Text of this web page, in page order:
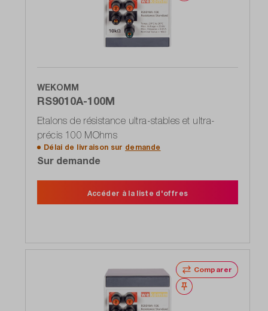
WEKOMM
RS9010A-100M
Etalons de résistance ultra-stables et ultra-
précis 100 MOhms
Délai de livraison sur demande
Sur demande
Accéder à la liste d'offres
Comparer
Noter